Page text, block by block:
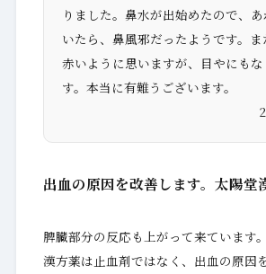
りました。鼻水が出始めたので、
いたら、鼻風邪だったようです。
赤いように思いますが、目やにも
す。本当に有難うございます。
出血の原因を改善します。太陽堂
脾臓部分の反応も上がって来ています
漢方薬は止血剤ではなく、出血の原因